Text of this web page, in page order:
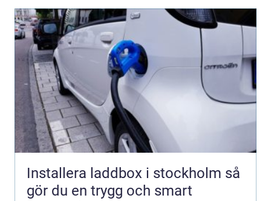
Installera laddbox i stockholm så
gör du en trygg och smart